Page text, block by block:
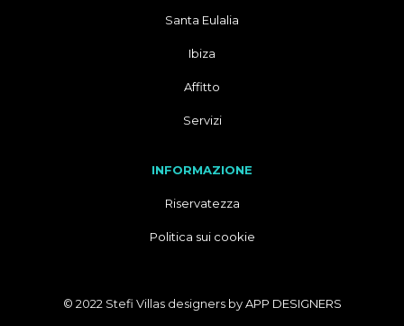
Santa Eulalia
Ibiza
Affitto
Servizi
INFORMAZIONE
Riservatezza
Politica sui cookie
© 2022 Stefi Villas designers byAPP DESIGNERS